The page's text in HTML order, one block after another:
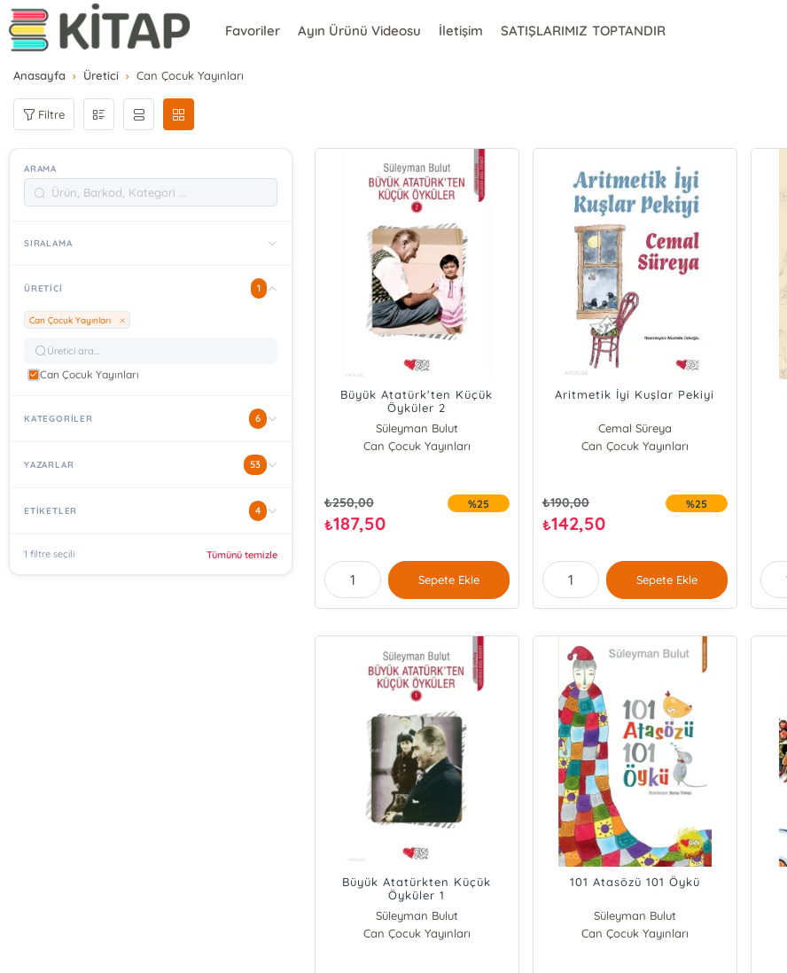
Favoriler Ayın Ürünü Videosu İletişim SATIŞLARIMIZ TOPTANDIR
Anasayfa Üretici Can Çocuk Yayınları
Filtre
ARAMA
SIRALAMA
ÜRETICI 1
Can Çocuk Yayınları
Can Çocuk Yayınları
KATEGORİLER 6
YAZARLAR 53
ETİKETLER 4
1 filtre seçili Tümünü temizle
Büyük Atatürk'ten Küçük
Öyküler 2
Süleyman Bulut
Can Çocuk Yayınları
₺250,00
₺187,50
%25
Sepete Ekle
Aritmetik İyi Kuşlar Pekiyi
Cemal Süreya
Can Çocuk Yayınları
₺190,00
₺142,50
%25
Sepete Ekle
Büyük Atatürkten Küçük
Öyküler 1
Süleyman Bulut
Can Çocuk Yayınları
101 Atasözü 101 Öykü
Süleyman Bulut
Can Çocuk Yayınları